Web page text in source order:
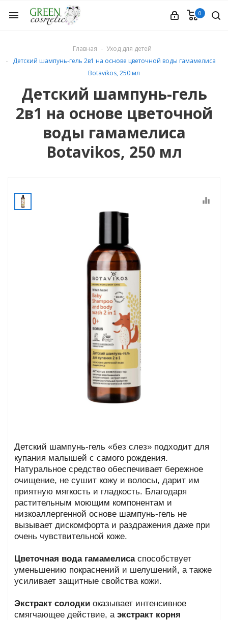
menu 0
Главная
Уход для детей
Детский шампунь-гель 2в1 на основе цветочной воды гамамелиса
Botavikos, 250 мл
Детский шампунь-гель
2в1 на основе цветочной
воды гамамелиса
Botavikos, 250 мл
equalizer
Детский шампунь-гель «без слез» подходит для
купания малышей с самого рождения.
Натуральное средство обеспечивает бережное
очищение, не сушит кожу и волосы, дарит им
приятную мягкость и гладкость. Благодаря
растительным моющим компонентам и
низкоаллергенной основе шампунь-гель не
вызывает дискомфорта и раздражения даже при
очень чувствительной коже.
Цветочная вода гамамелисаспособствует
уменьшению покраснений и шелушений, а также
усиливает защитные свойства кожи.
Экстракт солодки оказывает интенсивное
смягчающее действие, а экстракт корня